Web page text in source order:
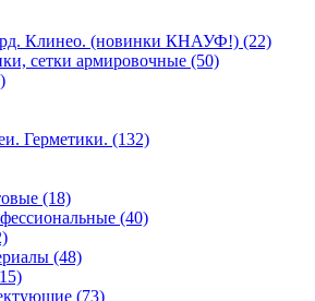
Клинео. (новинки КНАУФ!) (22)
сетки армировочные (50)
Герметики. (132)
(18)
(40)
(48)
(73)